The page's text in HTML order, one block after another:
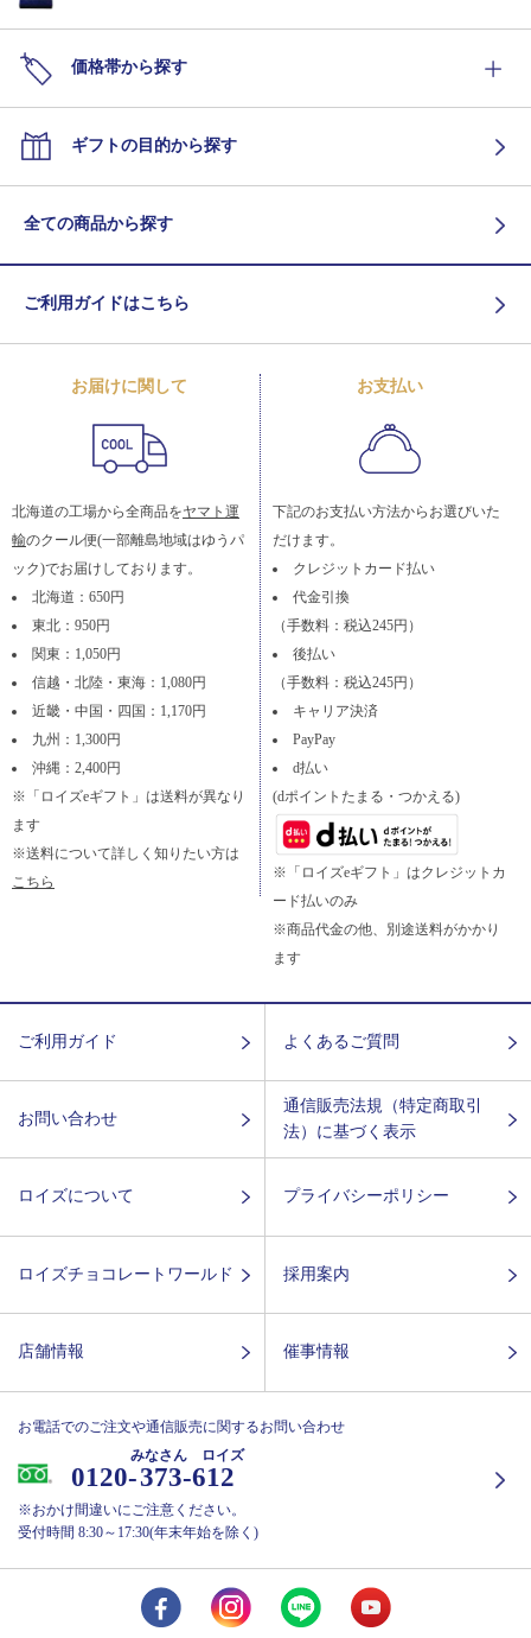
価格帯から探す
ギフトの目的から探す
全ての商品から探す
ご利用ガイドはこちら
お届けに関して
北海道の工場から全商品をヤマト運
輸のクール便(一部離島地域はゆうパ
ック)でお届けしております。
北海道：650円
東北：950円
関東：1,050円
信越・北陸・東海：1,080円
近畿・中国・四国：1,170円
九州：1,300円
沖縄：2,400円
※「ロイズeギフト」は送料が異なり
ます
※送料について詳しく知りたい方は
こちら
お支払い
下記のお支払い方法からお選びいた
だけます。
クレジットカード払い
代金引換
（手数料：税込245円）
後払い
（手数料：税込245円）
キャリア決済
PayPay
d払い
(dポイントたまる・つかえる)
※「ロイズeギフト」はクレジットカ
ード払いのみ
※商品代金の他、別途送料がかかり
ます
ご利用ガイド よくあるご質問
お問い合わせ
通信販売法規（特定商取引
法）に基づく表示
ロイズについて プライバシーポリシー
ロイズチョコレートワールド 採用案内
店舗情報 催事情報
お電話でのご注文や通信販売に関するお問い合わせ
0120-373-612
みなさん ロイズ
※おかけ間違いにご注意ください。
受付時間 8:30～17:30(年末年始を除く)